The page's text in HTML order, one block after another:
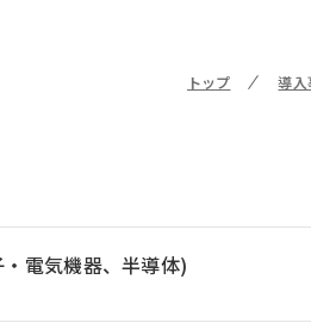
トップ 導入
電気機器、半導体)